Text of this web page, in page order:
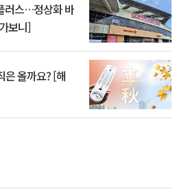
러스…정상화 바
보니]
은 올까요? [해